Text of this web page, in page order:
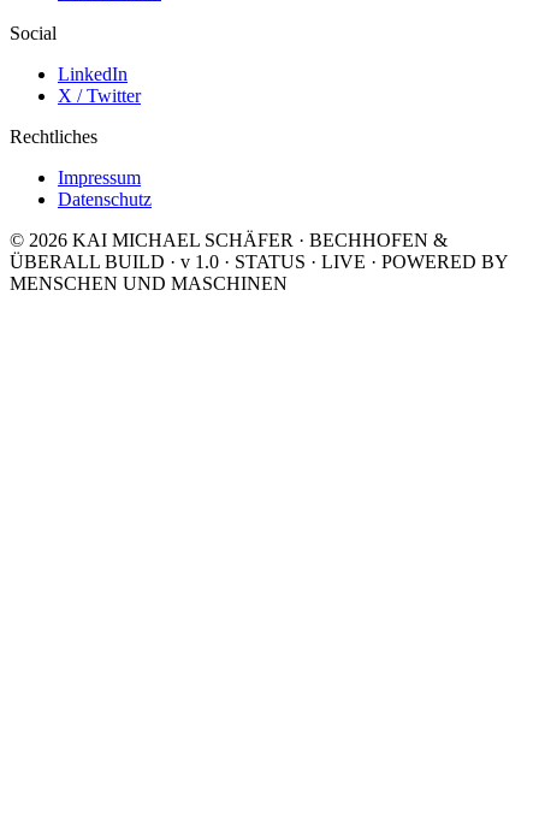
Social
LinkedIn
X / Twitter
Rechtliches
Impressum
Datenschutz
© 2026 KAI MICHAEL SCHÄFER · BECHHOFEN &
ÜBERALL BUILD · v 1.0 · STATUS · LIVE · POWERED BY
MENSCHEN UND MASCHINEN